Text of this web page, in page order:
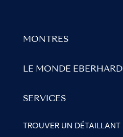
MONTRES
LE MONDE EBERHARD
SERVICES
TROUVER UN DÉTAILLANT